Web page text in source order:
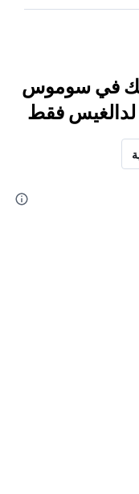
في سوموس
لدالغيس فقط